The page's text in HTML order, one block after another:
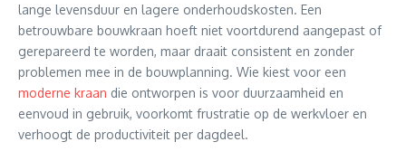
lange levensduur en lagere onderhoudskosten. Een
betrouwbare bouwkraan hoeft niet voortdurend aangepast of
gerepareerd te worden, maar draait consistent en zonder
problemen mee in de bouwplanning. Wie kiest voor een
moderne kraan die ontworpen is voor duurzaamheid en
eenvoud in gebruik, voorkomt frustratie op de werkvloer en
verhoogt de productiviteit per dagdeel.